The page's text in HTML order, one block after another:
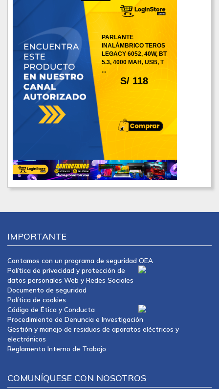
S/ 118
PARLANTE
INALÁMBRICO TEROS
LEGACY 6052, 40W, BT
5.3, 4000 MAH, USB, T
...
IMPORTANTE
Contamos con un programa de seguridad OEA
Política de privacidad y protección de
datos personales Web y Redes Sociales
Documento de seguridad
Política de cookies
Código de Ética y Conducta
Procedimiento de Denuncia e Investigación
Gestión y manejo de residuos de aparatos eléctricos y
electrónicos
Reglamento Interno de Trabajo
COMUNÍQUESE CON NOSOTROS